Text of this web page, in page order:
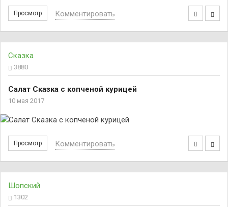
Просмотр Комментировать
Сказка
3880
Салат Сказка с копченой курицей
10 мая 2017
Просмотр Комментировать
Шопский
1302